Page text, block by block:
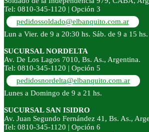
Tel: 0810-345-1120 | Opción 3
pedidossoldado@elbanquito.com.ar
Lun a Vier. de 9 a 20:30 hs. Sáb. de 9 a 15 hs.
SUCURSAL NORDELTA
Av. De Los Lagos 7010, Bs. As., Argentina.
Tel: 0810-345-1120 | Opción 5
pedidosnordelta@elbanquito.com.ar
Lunes a Domingo de 9 a 21 hs.
SUCURSAL SAN ISIDRO
Av. Juan Segundo Fernández 41, Bs. As.,
Tel: 0810-345-1120 | Opción 6